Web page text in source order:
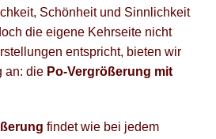
Falten
Po
Schönheit und Sinnlichkeit
die eigene Kehrseite nicht
entspricht, bieten wir
an: die Po-Vergrößerung mit
findet wie bei jedem